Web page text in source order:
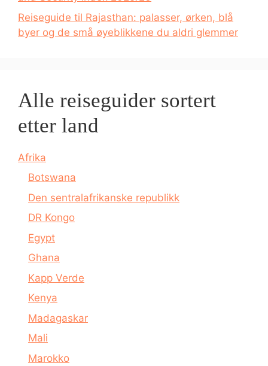
Reiseguide til Rajasthan: palasser, ørken, blå
byer og de små øyeblikkene du aldri glemmer
Alle reiseguider sortert
etter land
Afrika
Botswana
Den sentralafrikanske republikk
DR Kongo
Egypt
Ghana
Kapp Verde
Kenya
Madagaskar
Mali
Marokko